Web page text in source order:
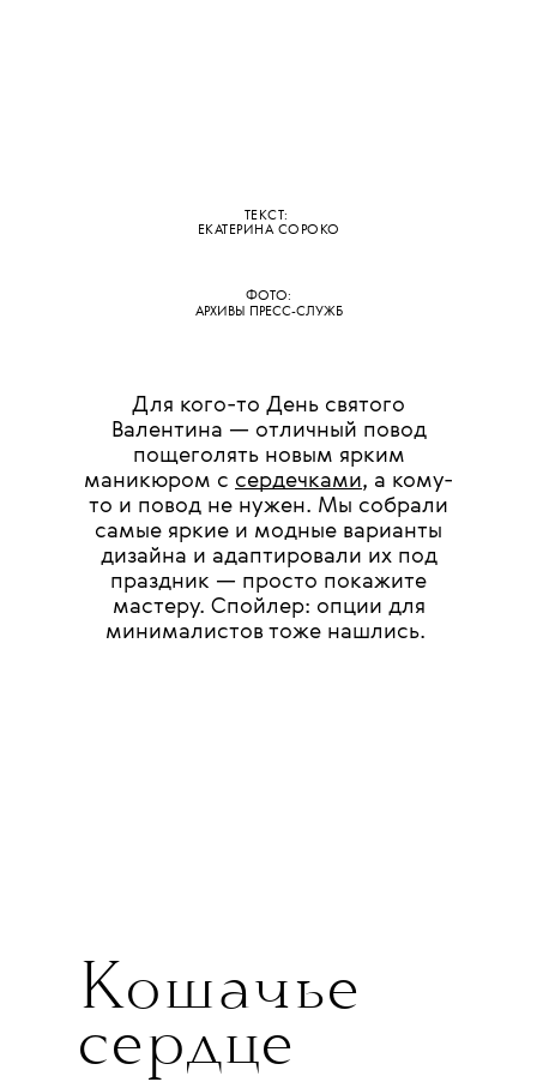
ТЕКСТ:
ЕКАТЕРИНА СОРОКО
ФОТО:
АРХИВЫ ПРЕСС-СЛУЖБ
Для кого-то День святого
Валентина — отличный повод
пощеголять новым ярким
маникюром с сердечками, а кому-
то и повод не нужен. Мы собрали
самые яркие и модные варианты
дизайна и адаптировали их под
праздник — просто покажите
мастеру. Спойлер: опции для
минималистов тоже нашлись.
Кошачье
сердце